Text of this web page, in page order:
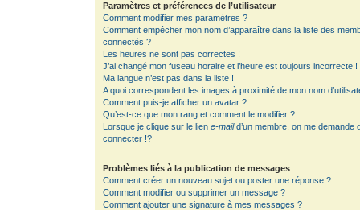
Paramètres et préférences de l’utilisateur
Comment modifier mes paramètres ?
Comment empêcher mon nom d’apparaître dans la liste des
connectés ?
Les heures ne sont pas correctes !
J’ai changé mon fuseau horaire et l’heure est toujours incorrecte !
Ma langue n’est pas dans la liste !
A quoi correspondent les images à proximité de mon nom
Comment puis-je afficher un avatar ?
Qu’est-ce que mon rang et comment le modifier ?
Lorsque je clique sur le lien e-maild’un membre, on me demande
connecter !?
Problèmes liés à la publication de messages
Comment créer un nouveau sujet ou poster une réponse ?
Comment modifier ou supprimer un message ?
Comment ajouter une signature à mes messages ?